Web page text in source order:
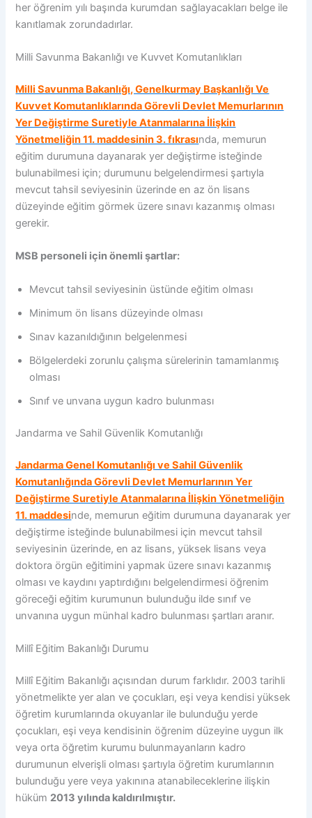
her öğrenim yılı başında kurumdan sağlayacakları belge ile
kanıtlamak zorundadırlar.
Milli Savunma Bakanlığı ve Kuvvet Komutanlıkları
Milli Savunma Bakanlığı, Genelkurmay Başkanlığı Ve
Kuvvet Komutanlıklarında Görevli Devlet Memurlarının
Yer Değiştirme Suretiyle Atanmalarına İlişkin
Yönetmeliğin 11. maddesinin 3. fıkrasında, memurun
eğitim durumuna dayanarak yer değiştirme isteğinde
bulunabilmesi için; durumunu belgelendirmesi şartıyla
mevcut tahsil seviyesinin üzerinde en az ön lisans
düzeyinde eğitim görmek üzere sınavı kazanmış olması
gerekir.
MSB personeli için önemli şartlar:
Mevcut tahsil seviyesinin üstünde eğitim olması
Minimum ön lisans düzeyinde olması
Sınav kazanıldığının belgelenmesi
Bölgelerdeki zorunlu çalışma sürelerinin tamamlanmış
olması
Sınıf ve unvana uygun kadro bulunması
Jandarma ve Sahil Güvenlik Komutanlığı
Jandarma Genel Komutanlığı ve Sahil Güvenlik
Komutanlığında Görevli Devlet Memurlarının Yer
Değiştirme Suretiyle Atanmalarına İlişkin Yönetmeliğin
11. maddesinde, memurun eğitim durumuna dayanarak yer
değiştirme isteğinde bulunabilmesi için mevcut tahsil
seviyesinin üzerinde, en az lisans, yüksek lisans veya
doktora örgün eğitimini yapmak üzere sınavı kazanmış
olması ve kaydını yaptırdığını belgelendirmesi öğrenim
göreceği eğitim kurumunun bulunduğu ilde sınıf ve
unvanına uygun münhal kadro bulunması şartları aranır.
Millî Eğitim Bakanlığı Durumu
Millî Eğitim Bakanlığı açısından durum farklıdır. 2003 tarihli
yönetmelikte yer alan ve çocukları, eşi veya kendisi yüksek
öğretim kurumlarında okuyanlar ile bulunduğu yerde
çocukları, eşi veya kendisinin öğrenim düzeyine uygun ilk
veya orta öğretim kurumu bulunmayanların kadro
durumunun elverişli olması şartıyla öğretim kurumlarının
bulunduğu yere veya yakınına atanabileceklerine ilişkin
hüküm 2013 yılında kaldırılmıştır.